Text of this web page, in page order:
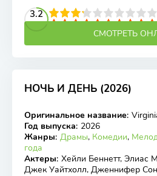
3.2
4 5 6 7 8 9 10
СМОТРЕТЬ
НОЧЬ И ДЕНЬ (2026)
TS
Оригинальное название:
Год выпуска: 2026
Жанры: Драмы, Комедии,
года
Актеры: Хейли Беннетт, Элиас
Джек Уайтхолл, Дженнифер